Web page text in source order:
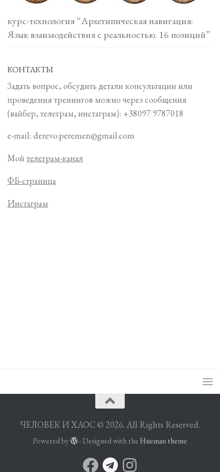
курс-технология “Архетипическая навигация:
Язык взаимодействия с реальностью. 16 позиций”
КОНТАКТЫ
Задать вопрос, обсудить детали консультации или
проведения тренингов можно через сообщения
(вайбер, телеграм, инстаграм): +38097 9787018
e-mail: derevo.peremen@gmail.com
Мой телеграм-канал
ФБ-страница
Инстаграм
ЧЕЛОВЕК И ХАОС © 2026. All Rights Reserved.
Powered by - Designed with theHueman theme